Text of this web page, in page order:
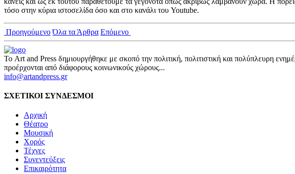
τόσο στην κύρια ιστοσελίδα όσο και στο κανάλι του Youtube.
Προηγούμενο Όλα τα Άρθρα Επόμενο
Το Art and Press δημιουργήθηκε με σκοπό την πολιτική, πολιτιστική και πολύπλευρη
προέρχονται από διάφορους κοινωνικούς χώρους...
info@artandpress.gr
ΣΧΕΤΙΚΟΙ ΣΥΝΔΕΣΜΟΙ
Αρχική
Θέατρο
Μουσική
Χορός
Τέχνες
Συνεντεύξεις
Επικαιρότητα